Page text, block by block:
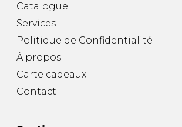
Catalogue
Services
Politique de Confidentialité
À propos
Carte cadeaux
Contact